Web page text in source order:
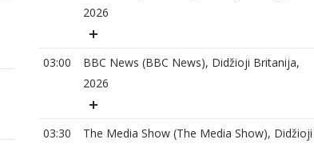
2026
03:00
BBC News (BBC News), Didžioji Britanija,
2026
03:30
The Media Show (The Media Show), Didžioji